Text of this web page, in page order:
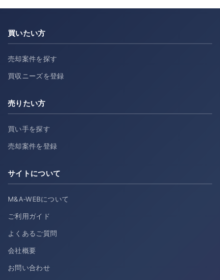
買いたい方
売却案件を探す
買収ニーズを登録
売りたい方
買い手を探す
売却案件を登録
サイトについて
M&A-WEBについて
ご利用ガイド
よくあるご質問
会社概要
お問い合わせ